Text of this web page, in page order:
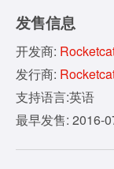
发售信息
开发商:
发行商:
支持语言:英语
最早发售: 2016-